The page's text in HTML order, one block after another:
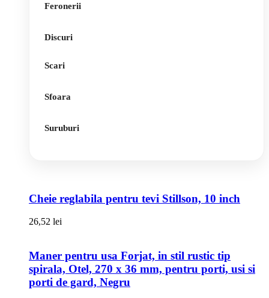
Feronerii
Discuri
Scari
Sfoara
Suruburi
Cheie reglabila pentru tevi Stillson, 10 inch
26,52 lei
Maner pentru usa Forjat, in stil rustic tip
spirala, Otel, 270 x 36 mm, pentru porti, usi si
porti de gard, Negru